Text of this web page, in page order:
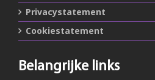
Privacystatement
Cookiestatement
Belangrijke links